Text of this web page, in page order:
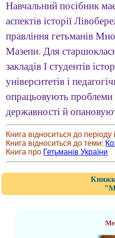
Навчальний посібник
аспектів історії
правління гетьманів
Мазепи. Для
закладів I студентів
університетів і
опрацьовують проблеми
державності й
Книга відноситься до періоду
Книга відноситься до теми:
Книга про Гетьманів України